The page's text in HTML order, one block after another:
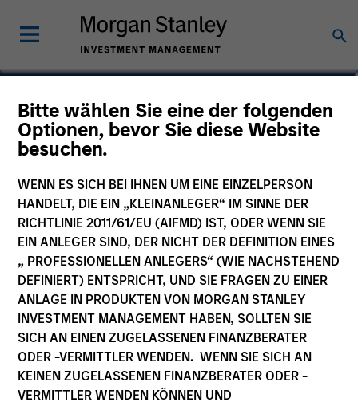
Bitte wählen Sie eine der folgenden
Optionen, bevor Sie diese Website
besuchen.
WENN ES SICH BEI IHNEN UM EINE EINZELPERSON
HANDELT, DIE EIN „KLEINANLEGER“ IM SINNE DER
RICHTLINIE 2011/61/EU (AIFMD) IST, ODER WENN SIE
EIN ANLEGER SIND, DER NICHT DER DEFINITION EINES
„ PROFESSIONELLEN ANLEGERS“ (WIE NACHSTEHEND
DEFINIERT) ENTSPRICHT, UND SIE FRAGEN ZU EINER
ANLAGE IN PRODUKTEN VON MORGAN STANLEY
INVESTMENT MANAGEMENT HABEN, SOLLTEN SIE
SICH AN EINEN ZUGELASSENEN FINANZBERATER
ODER -VERMITTLER WENDEN. WENN SIE SICH AN
KEINEN ZUGELASSENEN FINANZBERATER ODER -
VERMITTLER WENDEN KÖNNEN UND
David Richman
Managing Director